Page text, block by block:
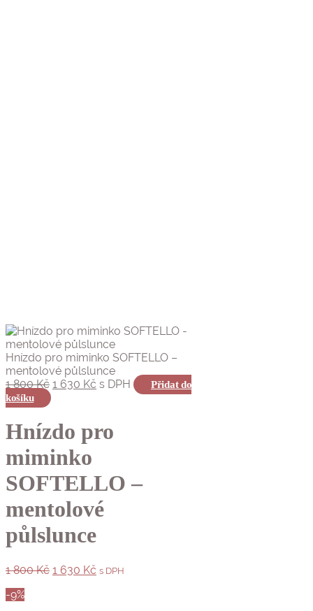
Hnízdo pro miminko SOFTELLO –
mentolové půlslunce
1 800Kč Původní
800 Kč.
1 630 Kč Aktuální
630 Kč.
s DPH
Přidat do
košíku
Hnízdo pro
miminko
SOFTELLO –
mentolové
půlslunce
1 800Kč Původní
1 630 Kč Aktuální
s DPH
-9%